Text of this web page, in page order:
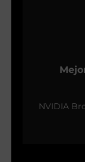
NVIDIA